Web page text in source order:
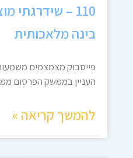
110 – שידרגתי
בינה מלאכותית
פייסבוק מצמצמים
העניין בממשק הפרסום
להמשך קריאה »